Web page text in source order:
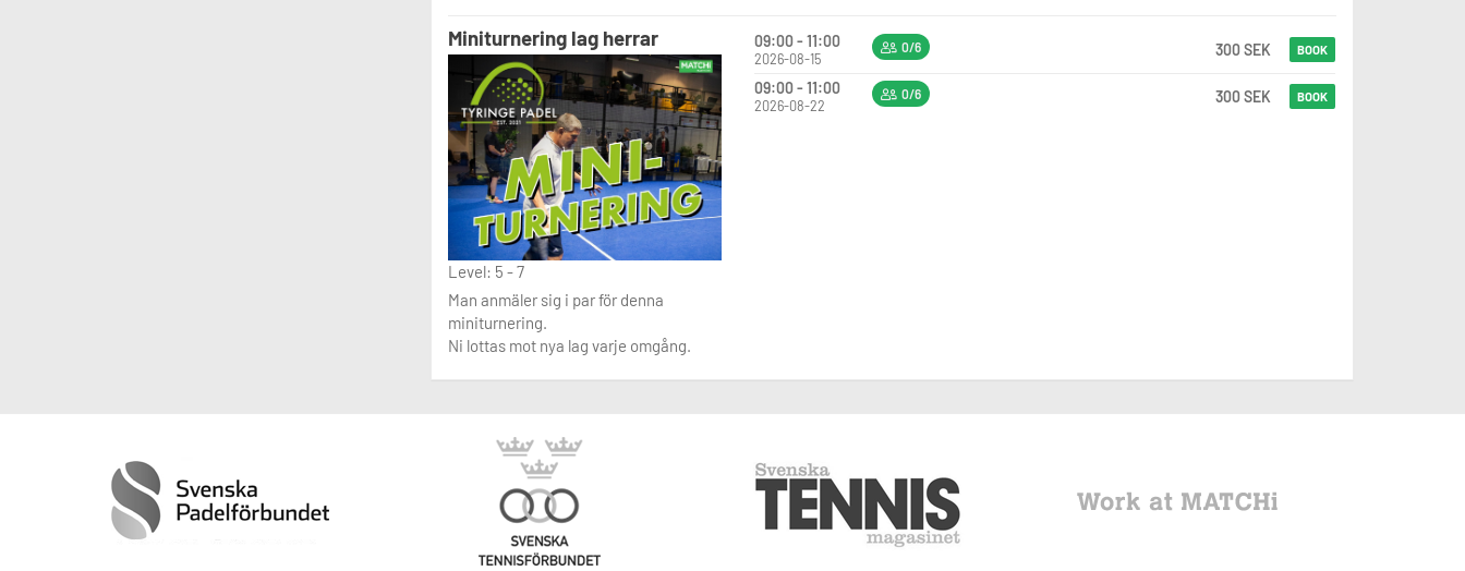
Miniturnering lag herrar
Level: 5 - 7
Man anmäler sig i par för denna
miniturnering.
Ni lottas mot nya lag varje omgång.
09:00 - 11:00
2026-08-15
0/6 300 SEK BOOK
09:00 - 11:00
2026-08-22
0/6 300 SEK BOOK